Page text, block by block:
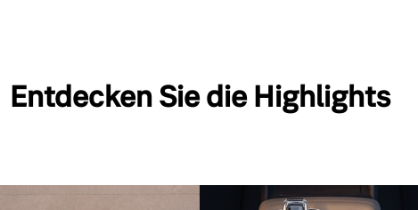
Entdecken Sie die Highlights